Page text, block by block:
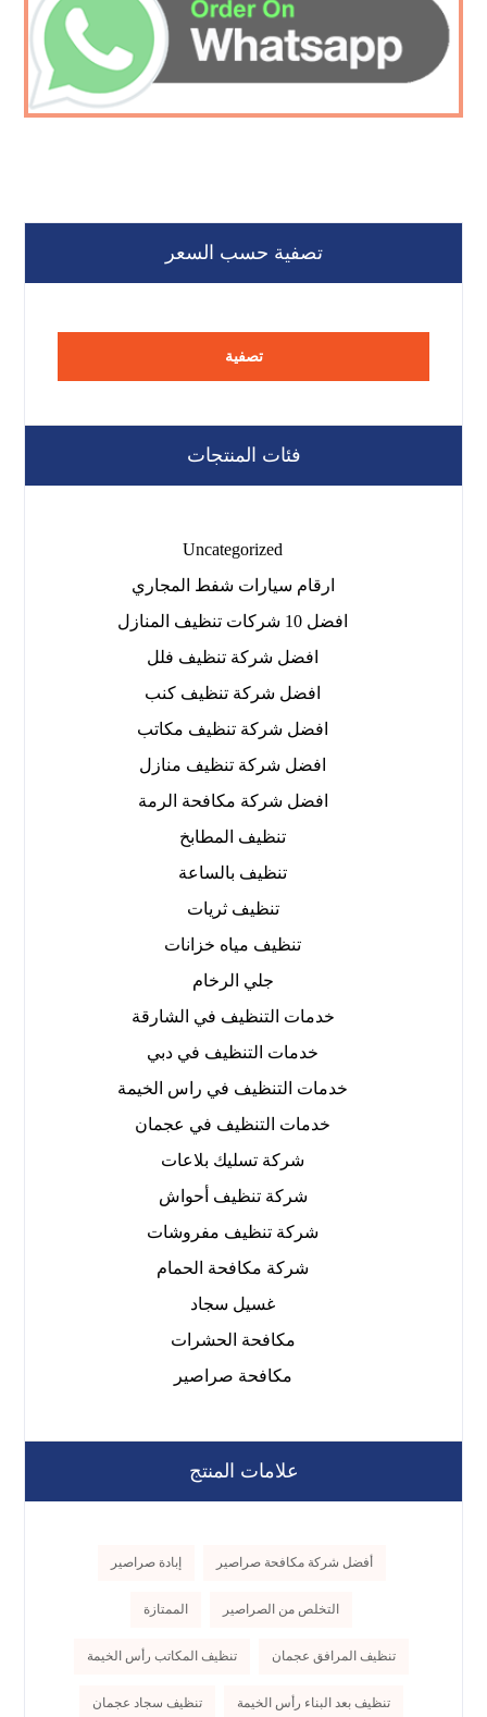
تصفية حسب السعر
تصفية
فئات المنتجات
Uncategorized
ارقام سيارات شفط المجاري
افضل 10 شركات تنظيف المنازل
افضل شركة تنظيف فلل
افضل شركة تنظيف كنب
افضل شركة تنظيف مكاتب
افضل شركة تنظيف منازل
افضل شركة مكافحة الرمة
تنظيف المطابخ
تنظيف بالساعة
تنظيف ثريات
تنظيف مياه خزانات
جلي الرخام
خدمات التنظيف في الشارقة
خدمات التنظيف في دبي
خدمات التنظيف في راس الخيمة
خدمات التنظيف في عجمان
شركة تسليك بلاعات
شركة تنظيف أحواش
شركة تنظيف مفروشات
شركة مكافحة الحمام
غسيل سجاد
مكافحة الحشرات
مكافحة صراصير
علامات المنتج
أفضل شركة مكافحة صراصير إبادة صراصير
التخلص من الصراصير الممتازة
تنظيف المرافق عجمان تنظيف المكاتب رأس الخيمة
تنظيف بعد البناء رأس الخيمة تنظيف سجاد عجمان